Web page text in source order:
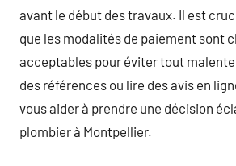
avant le début des travaux. Il est
que les modalités de paiement sont
acceptables pour éviter tout
des références ou lire des avis en
vous aider à prendre une décision
plombier à Montpellier.